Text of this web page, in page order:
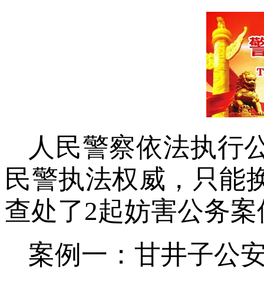
人民警察依法执行
民警执法权威，只能
查处了2起妨害公务
案例一：甘井子公